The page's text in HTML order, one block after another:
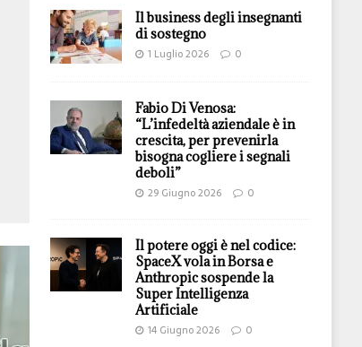
Il business degli insegnanti
di sostegno
1 Luglio 2026 0
Fabio Di Venosa:
“L’infedeltà aziendale è in
crescita, per prevenirla
bisogna cogliere i segnali
deboli”
29 Giugno 2026 0
Il potere oggi è nel codice:
SpaceX vola in Borsa e
Anthropic sospende la
Super Intelligenza
Artificiale
14 Giugno 2026 0